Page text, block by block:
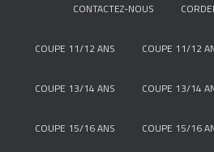
CONTACTEZ-NOUS
COUPE 11/12 ANS COUPE 11/12
COUPE 13/14 ANS COUPE 13/14
COUPE 15/16 ANS COUPE 15/16